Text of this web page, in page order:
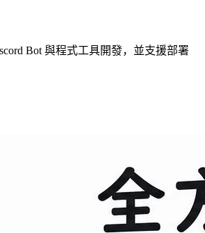
Bot 與程式工具開發，並支援部署